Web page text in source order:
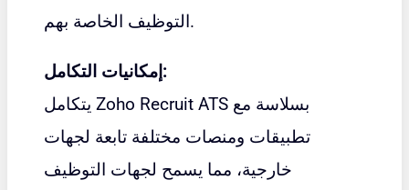
التوظيف الخاصة بهم.
إمكانيات التكامل:
يتكامل Zoho Recruit ATS بسلاسة مع
تطبيقات ومنصات مختلفة تابعة لجهات
خارجية، مما يسمح لجهات التوظيف